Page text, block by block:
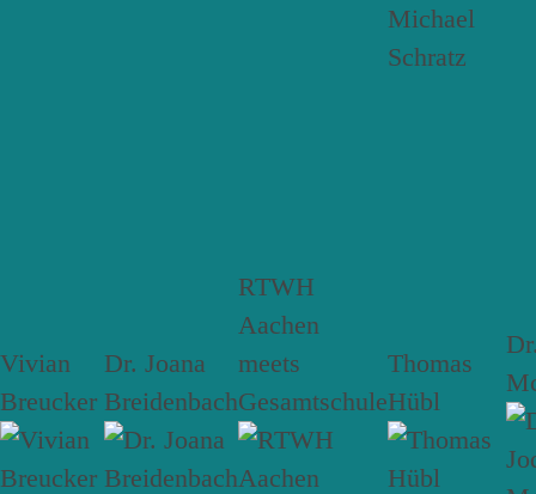
Vivian
Breucker
Dr. Joana
Breidenbach
RTWH
Aachen
meets
Gesamtschule
Thomas
Hübl